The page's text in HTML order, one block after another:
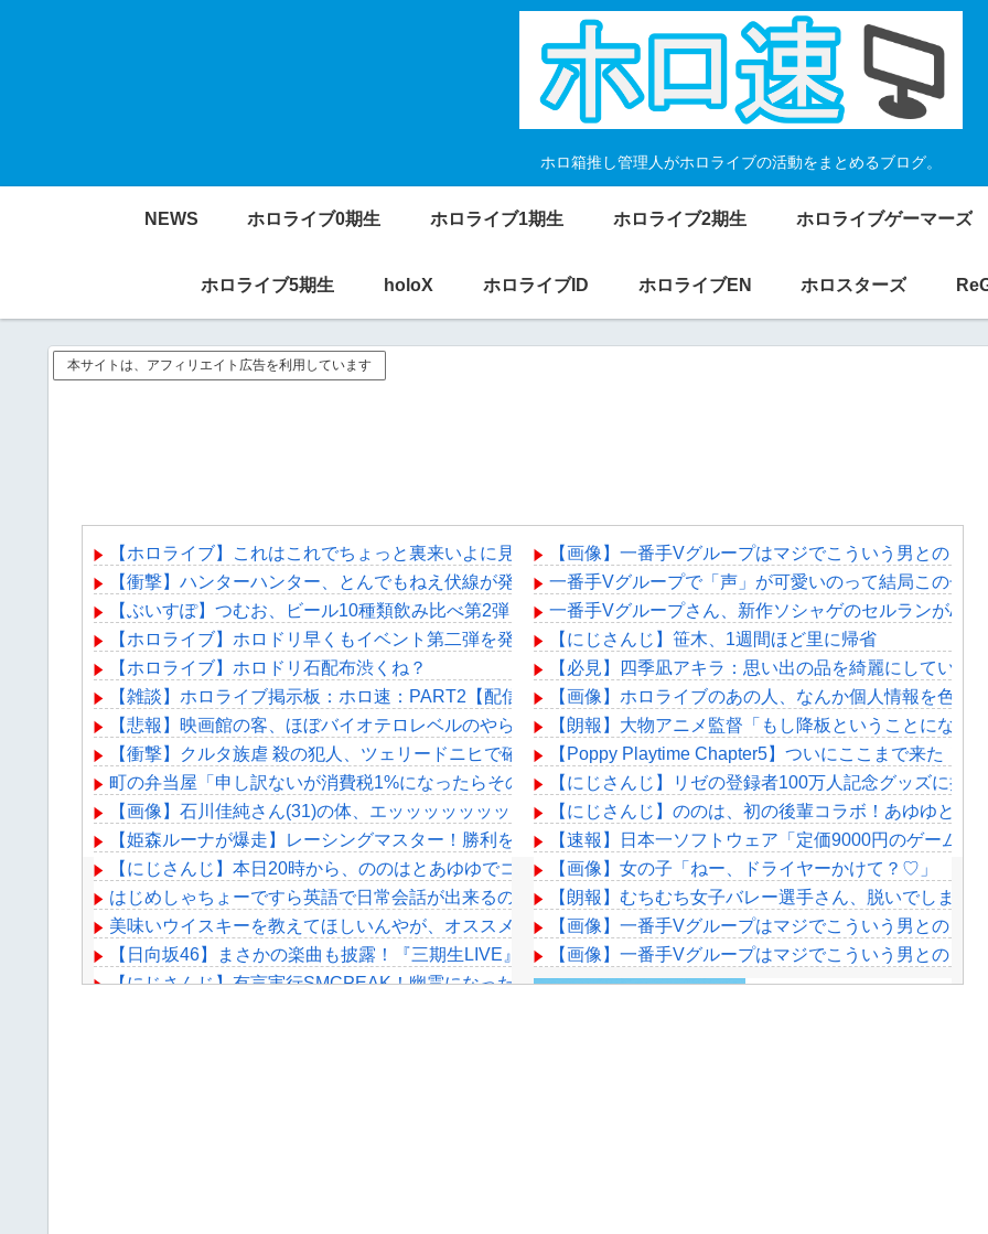
ホロ箱推し管理人がホロライブの活動をまとめるブログ。
NEWS ホロライブ0期生 ホロライブ1期生 ホロライブ2期生 ホロライブゲーマーズ
ホロライブ5期生 holoX ホロライブID ホロライブEN ホロスターズ
本サイトは、アフィリエイト広告を利用しています
【ホロライブ】これはこれでちょっと裏来いよに見える
【衝撃】ハンターハンター、とんでもねえ伏線が発掘される。クルタ族の虐殺犯人がツェリードニヒだった模様
【ぶいすぽ】つむお、ビール10種類飲み比べ第2弾！「最近は焼肉屋で最初にビールを頼むくらい好き」
【ホロライブ】ホロドリ早くもイベント第二弾を発表！！本日18時に詳細公開
【ホロライブ】ホロドリ石配布渋くね？
【雑談】ホロライブ掲示板：ホロ速：PART2【配信実況可】
【悲報】映画館の客、ほぼバイオテロレベルのやらかしで観客が避難する事態にｗｗｗｗ
【衝撃】クルタ族虐 殺の犯人、ツェリードニヒで確定！クロロの演劇のせいで2人も無駄死ににwwww
町の弁当屋「申し訳ないが消費税1%になったらその分商品代を値上げするわ」
【画像】石川佳純さん(31)の体、エッッッッッッッッッッッッッッッッッ！
【姫森ルーナが爆走】レーシングマスター！勝利を目指してアクセル全開なのら！！！
【にじさんじ】本日20時から、ののはとあゆゆでコラボ！
はじめしゃちょーですら英語で日常会話が出来るのにお前らときたら……
美味いウイスキーを教えてほしいんやが、オススメあるか????
【日向坂46】まさかの楽曲も披露！『三期生LIVE』愛知公演のレポがこちら
【にじさんじ】有言実行SMCPEAK！幽霊になったマジラボうるさくて草
【画像】一番手Vグループはマジでこういう男とのコ
一番手Vグループで「声」が可愛いのって結局この子だ
一番手Vグループさん、新作ソシャゲのセルランが
【にじさんじ】笹木、1週間ほど里に帰省
【必見】四季凪アキラ：思い出の品を綺麗にしていく。
【画像】ホロライブのあの人、なんか個人情報を色々
【朗報】大物アニメ監督「もし降板ということになっ
【Poppy Playtime Chapter5】ついにここまで来た！
【にじさんじ】リゼの登録者100万人記念グッズに折
【にじさんじ】ののは、初の後輩コラボ！あゆゆとお
【速報】日本一ソフトウェア「定価9000円のゲーム
【画像】女の子「ねー、ドライヤーかけて？♡」
【朗報】むちむち女子バレー選手さん、脱いでしまう💕
【画像】一番手Vグループはマジでこういう男とのコ
【画像】一番手Vグループはマジでこういう男とのコ